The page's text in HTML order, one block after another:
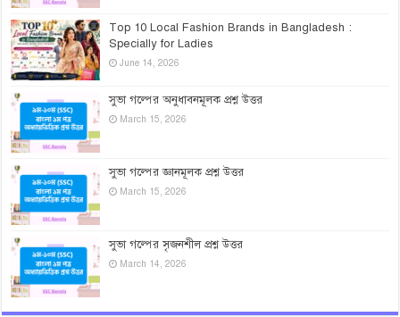
Top 10 Local Fashion Brands in Bangladesh :
Specially for Ladies
June 14, 2026
সুভা গল্পের অনুধাবনমূলক প্রশ্ন উত্তর
March 15, 2026
সুভা গল্পের জ্ঞানমূলক প্রশ্ন উত্তর
March 15, 2026
সুভা গল্পের সৃজনশীল প্রশ্ন উত্তর
March 14, 2026